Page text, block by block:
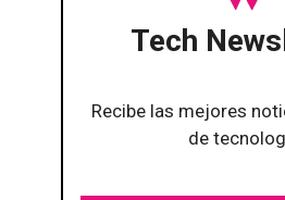
Tech
Recibe las mejores
de